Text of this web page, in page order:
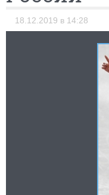
18.12.2019 в 14:28